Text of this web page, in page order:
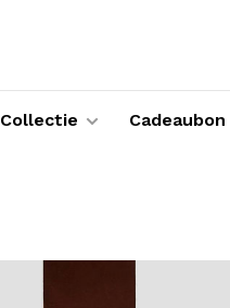
Collectie Cadeaubon